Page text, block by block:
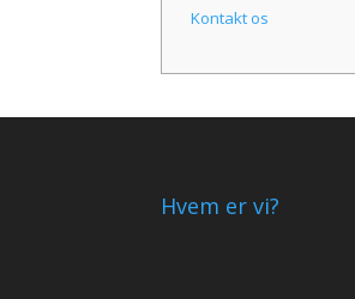
Kontakt os
Hvem er vi?